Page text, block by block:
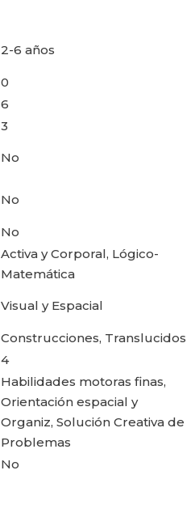
2-6 años
0
6
3
No
No
No
Activa y Corporal, Lógico-
Matemática
Visual y Espacial
Construcciones, Translucidos
4
Habilidades motoras finas,
Orientación espacial y
Organiz, Solución Creativa de
Problemas
No